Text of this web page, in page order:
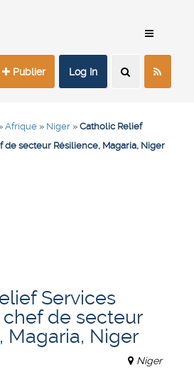
Publier Log In
Afrique » Niger » Catholic Relief
secteur Résilience, Magaria, Niger
Services
de secteur
Magaria, Niger
Niger